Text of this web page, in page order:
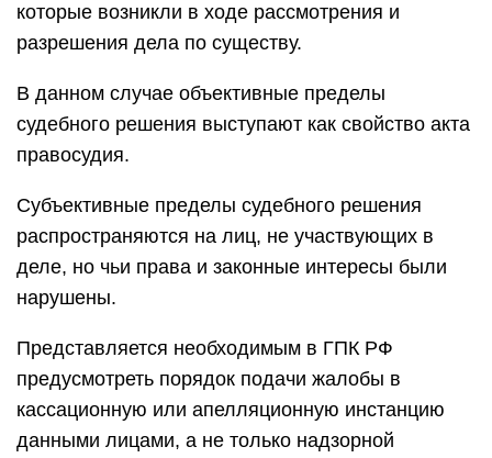
которые возникли в ходе рассмотрения и
разрешения дела по существу.
В данном случае объективные пределы
судебного решения выступают как свойство акта
правосудия.
Субъективные пределы судебного решения
распространяются на лиц, не участвующих в
деле, но чьи права и законные интересы были
нарушены.
Представляется необходимым в ГПК РФ
предусмотреть порядок подачи жалобы в
кассационную или апелляционную инстанцию
данными лицами, а не только надзорной